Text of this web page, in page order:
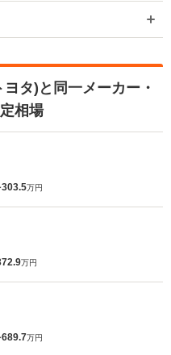
タ)と同一メーカー・
相場
303.5万円
万円
689.7万円